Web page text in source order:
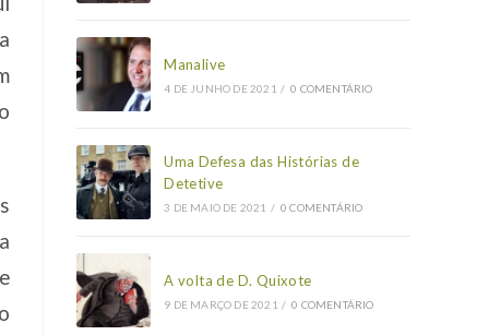
Manalive
4 DE JUNHO DE 2021 / 0 COMENTÁRIO
Uma Defesa das Histórias de
Detetive
3 DE MAIO DE 2021 / 0 COMENTÁRIO
A volta de D. Quixote
9 DE MARÇO DE 2021 / 0 COMENTÁRIO